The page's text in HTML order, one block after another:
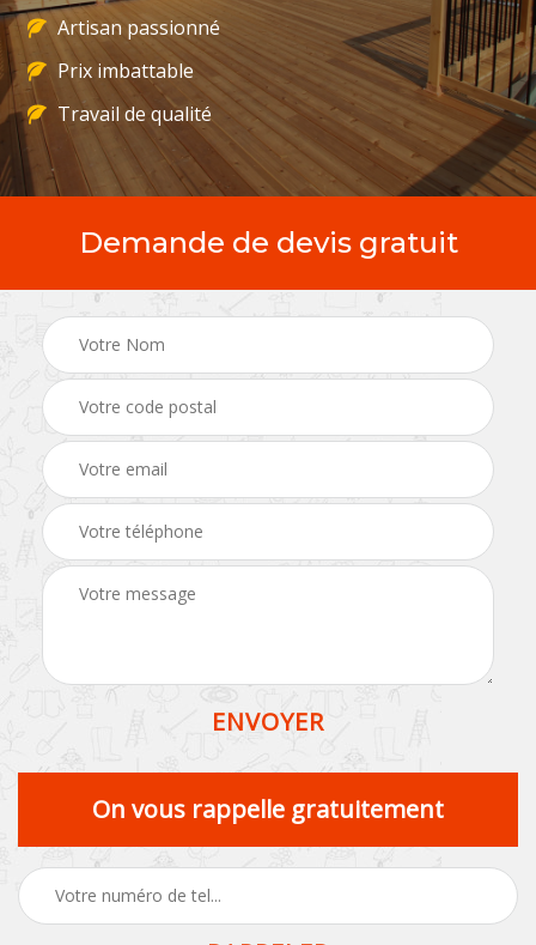
Artisan passionné
Prix imbattable
Travail de qualité
Demande de devis gratuit
On vous rappelle gratuitement